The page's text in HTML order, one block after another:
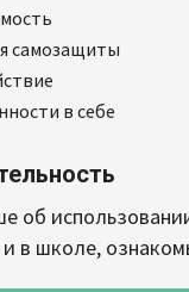
самозащиты
в себе
об
в школе,